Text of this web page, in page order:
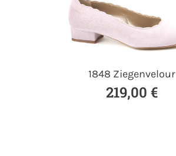
1848 Ziegenvelour
219,00 €